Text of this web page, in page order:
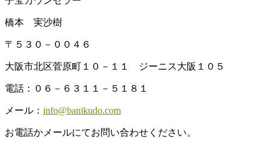
橋本 実沙樹
〒５３０－００４６
大阪市北区菅原町１０－１１ ジーニス大阪１０５
電話：０６－６３１１－５１８１
メール： info@banikudo.com
お電話かメールにてお問い合わせください。